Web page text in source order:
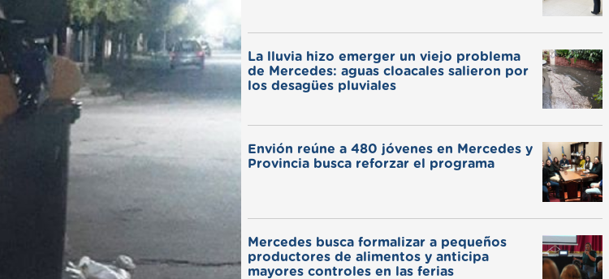
La lluvia hizo emerger un viejo problema
de Mercedes: aguas cloacales salieron por
los desagües pluviales
Envión reúne a 480 jóvenes en Mercedes y
Provincia busca reforzar el programa
Mercedes busca formalizar a pequeños
productores de alimentos y anticipa
mayores controles en las ferias